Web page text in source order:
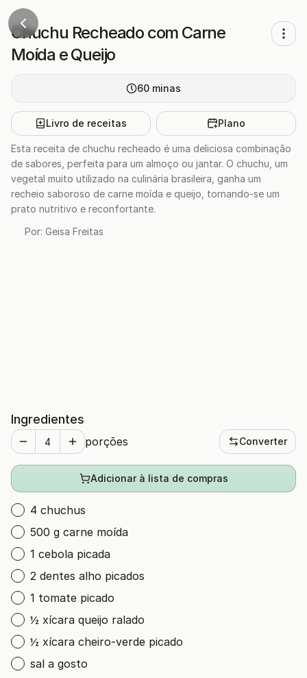
Chuchu Recheado com Carne
Moída e Queijo
60 minas
Livro de receitas Plano
Esta receita de chuchu recheado é uma deliciosa combinação
de sabores, perfeita para um almoço ou jantar. O chuchu, um
vegetal muito utilizado na culinária brasileira, ganha um
recheio saboroso de carne moída e queijo, tornando-se um
prato nutritivo e reconfortante.
Por: Geisa Freitas
Ingredientes
porções Converter
Adicionar à lista de compras
4 chuchus
500 g carne moída
1 cebola picada
2 dentes alho picados
1 tomate picado
½ xícara queijo ralado
½ xícara cheiro-verde picado
sal a gosto